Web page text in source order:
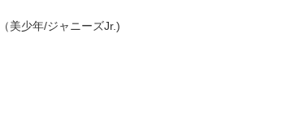
美少年/ジャニーズJr.)